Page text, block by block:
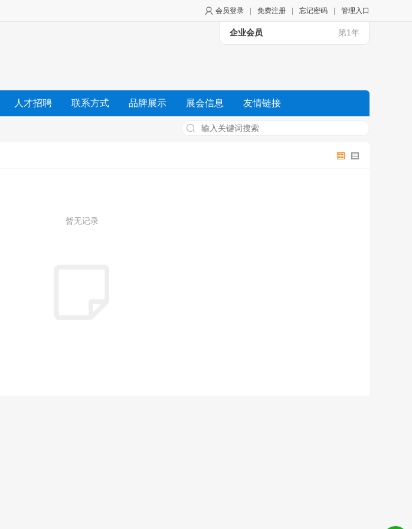
会员登录 免费注册 忘记密码 管理入口
企业会员 第1年
人才招聘 联系方式 品牌展示 展会信息 友情链接
暂无记录